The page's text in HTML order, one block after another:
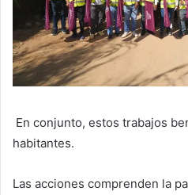
En conjunto, estos trabajos
habitantes.
Las acciones comprenden la